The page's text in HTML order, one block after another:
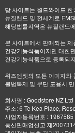
당 사이트는 월드와이드
뉴질랜드 및 전세계로
해당법률지역은 뉴질랜드
본 사이트에서 판매되는
건강기능식품이지만 대한
건강기능식품으로 등록되
위즈엔젯의 모든 이미지와
불법복제 및 무단 도용시
회사명 : Goodstore NZ
주소: 6 Te Kea Place,
사업자등록번호 : 1967585
통신판매업신고 제